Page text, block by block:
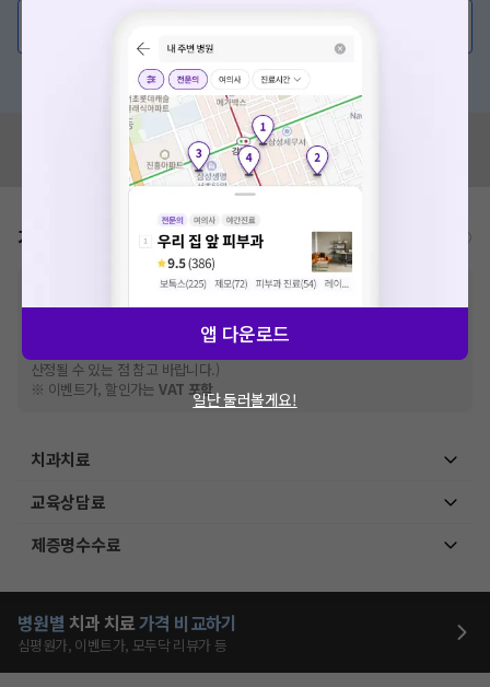
혹은, 의료상담 서비스에 다양한 게시글 보러가기
혹시 잘못된 병원정보가 있나요?
모두닥 팀에 알려주세요!
가격표 비급여/급여 진료란?
추가비용 등으로 실제 가격과 상이할 수 있으니, 정확
한 가격은 해당 의료기관에 직접 문의해주세요.
건강보험심사평가원에 고지되어 있는 급여 진료 기준 가
격입니다. (진료와 연관된 복합적인 비용이 추가되어, 병원마다 금액이 다르게
산정될 수 있는 점 참고 바랍니다.)
※ 이벤트가, 할인가는VAT 포함
치과치료
교육상담료
제증명수수료
병원별 치과 치료가격 비교하기
심평원가, 이벤트가, 모두닥 리뷰가 등
앱 다운로드
일단 둘러볼게요!